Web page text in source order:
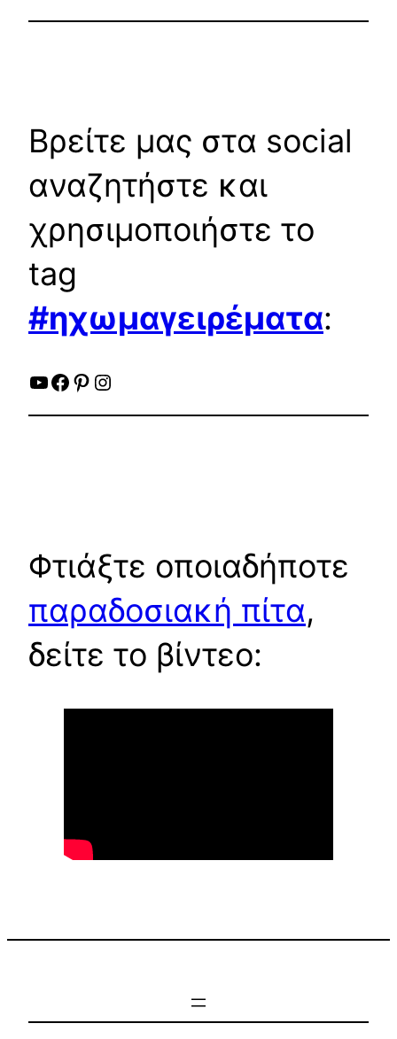
Βρείτε μας στα social
αναζητήστε και
χρησιμοποιήστε το
tag
#ηχωμαγειρέματα:
YouTube
Facebook
Pinterest
Instagram
Φτιάξτε οποιαδήποτε
παραδοσιακή πίτα,
δείτε το βίντεο: